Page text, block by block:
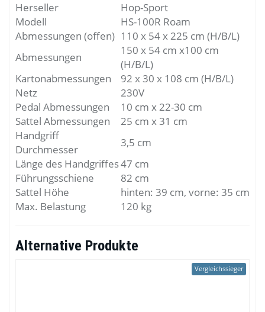
Herseller
Hop-Sport
Modell
HS-100R Roam
Abmessungen (offen) 110 x 54 x 225 cm (H/B/L)
Abmessungen
150 x 54 cm x100 cm
(H/B/L)
Kartonabmessungen
92 x 30 x 108 cm (H/B/L)
Netz
230V
Pedal Abmessungen
10 cm x 22-30 cm
Sattel Abmessungen
25 cm x 31 cm
Handgriff
Durchmesser
3,5 cm
Länge des Handgriffes47 cm
Führungsschiene
82 cm
Sattel Höhe
hinten: 39 cm, vorne: 35 cm
Max. Belastung
120 kg
Alternative Produkte
Vergleichssieger